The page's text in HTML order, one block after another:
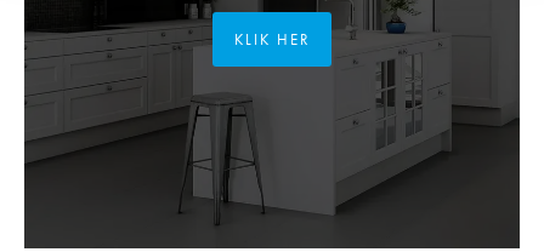
KLIK HER